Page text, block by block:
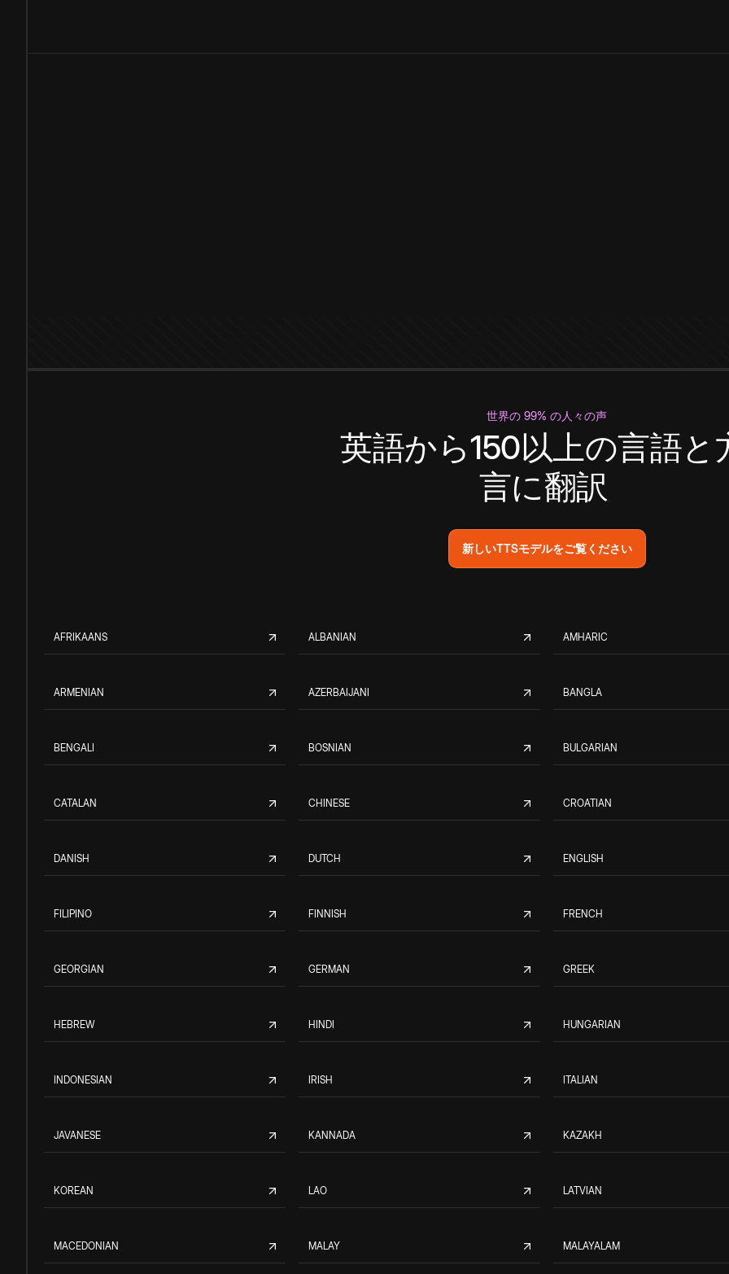
世界の 99% の人々の声
英語から150以上の言語と
言に翻訳
新しいTTSモデルをご覧ください
AFRIKAANS ALBANIAN AMHARIC
ARMENIAN AZERBAIJANI BANGLA
BENGALI BOSNIAN BULGARIAN
CATALAN CHINESE CROATIAN
DANISH DUTCH ENGLISH
FILIPINO FINNISH FRENCH
GEORGIAN GERMAN GREEK
HEBREW HINDI HUNGARIAN
INDONESIAN IRISH ITALIAN
JAVANESE KANNADA KAZAKH
KOREAN LAO LATVIAN
MACEDONIAN MALAY MALAYALAM